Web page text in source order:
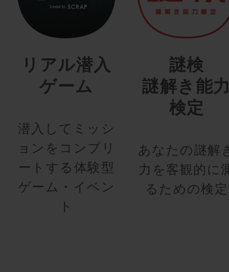
リアル潜入
ゲーム
潜入してミッシ
ョンをコンプリ
ートする体験型
ゲーム・イベン
ト
謎検
謎解き能
検定
あなたの謎解
力を客観的に
るための検定